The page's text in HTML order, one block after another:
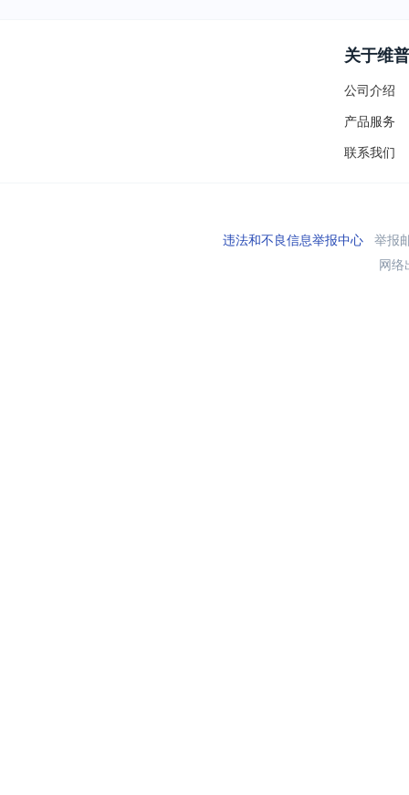
关于维普
公司介绍
产品服务
联系我们
违法和不良信息举报中心举报
网